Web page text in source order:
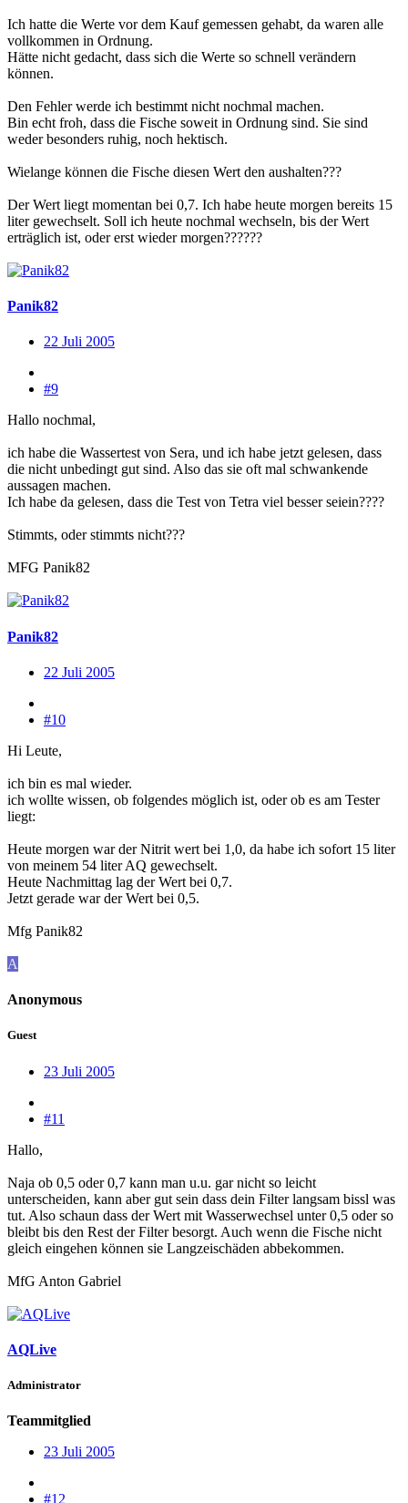
Ich hatte die Werte vor dem Kauf gemessen gehabt, da waren alle
vollkommen in Ordnung.
Hätte nicht gedacht, dass sich die Werte so schnell verändern
können.
Den Fehler werde ich bestimmt nicht nochmal machen.
Bin echt froh, dass die Fische soweit in Ordnung sind. Sie sind
weder besonders ruhig, noch hektisch.
Wielange können die Fische diesen Wert den aushalten???
Der Wert liegt momentan bei 0,7. Ich habe heute morgen bereits 15
liter gewechselt. Soll ich heute nochmal wechseln, bis der Wert
erträglich ist, oder erst wieder morgen??????
Panik82
22 Juli 2005
#9
Hallo nochmal,
ich habe die Wassertest von Sera, und ich habe jetzt gelesen, dass
die nicht unbedingt gut sind. Also das sie oft mal schwankende
aussagen machen.
Ich habe da gelesen, dass die Test von Tetra viel besser seiein????
Stimmts, oder stimmts nicht???
MFG Panik82
Panik82
22 Juli 2005
#10
Hi Leute,
ich bin es mal wieder.
ich wollte wissen, ob folgendes möglich ist, oder ob es am Tester
liegt:
Heute morgen war der Nitrit wert bei 1,0, da habe ich sofort 15 liter
von meinem 54 liter AQ gewechselt.
Heute Nachmittag lag der Wert bei 0,7.
Jetzt gerade war der Wert bei 0,5.
Mfg Panik82
A
Anonymous
Guest
23 Juli 2005
#11
Hallo,
Naja ob 0,5 oder 0,7 kann man u.u. gar nicht so leicht
unterscheiden, kann aber gut sein dass dein Filter langsam bissl was
tut. Also schaun dass der Wert mit Wasserwechsel unter 0,5 oder so
bleibt bis den Rest der Filter besorgt. Auch wenn die Fische nicht
gleich eingehen können sie Langzeischäden abbekommen.
MfG Anton Gabriel
AQLive
Administrator
Teammitglied
23 Juli 2005
#12